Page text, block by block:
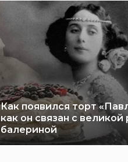
Как появился торт
как он связан с великой
балериной